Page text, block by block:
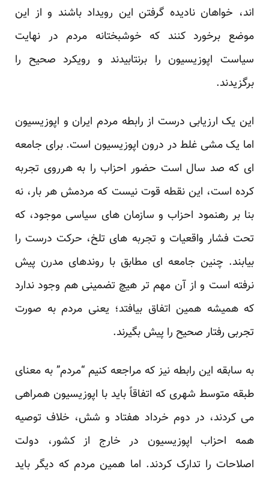
اند، خواهان نادیده گرفتن این رویداد باشند و از این
موضع برخورد کنند که خوشبختانه مردم در نهایت
سیاست اپوزیسیون را برنتابیدند و رویکرد صحیح را
برگزیدند.
این یک ارزیابی درست از رابطه مردم ایران و اپوزیسیون
اما یک مشی غلط در درون اپوزیسیون است. برای جامعه
ای که صد سال است حضور احزاب را به هرروی تجربه
کرده است، این نقطه قوت نیست که مردمش هر بار، نه
بنا بر رهنمود احزاب و سازمان های سیاسی موجود، که
تحت فشار واقعیات و تجربه های تلخ، حرکت درست را
بیابند. چنین جامعه ای مطابق با روندهای مدرن پیش
نرفته است و از آن مهم تر هیچ تضمینی هم وجود ندارد
که همیشه همین اتفاق بیافتد؛ یعنی مردم به صورت
تجربی رفتار صحیح را پیش بگیرند.
به سابقه این رابطه نیز که مراجعه کنیم “مردم” به معنای
طبقه متوسط شهری که اتفاقاً باید با اپوزیسیون همراهی
می کردند، در دوم خرداد هفتاد و شش، خلاف توصیه
همه احزاب اپوزیسیون در خارج از کشور، دولت
اصلاحات را تدارک کردند. اما همین مردم که دیگر باید